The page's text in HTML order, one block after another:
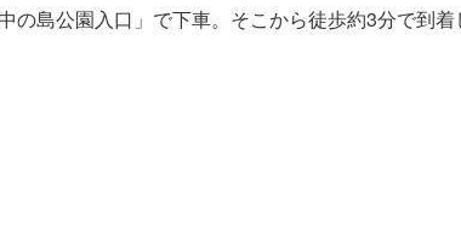
の島公園入口」で下車。そこから徒歩約3分で到